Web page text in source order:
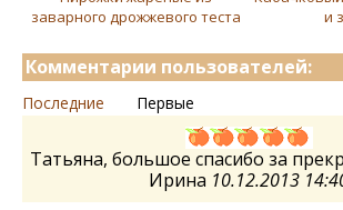
заварного дрожжевого теста
и
Комментарии пользователей:
Последние Первые
Татьяна, большое спасибо за
Ирина 10.12.2013